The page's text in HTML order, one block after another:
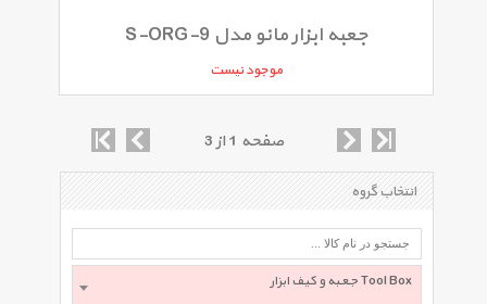
جعبه ابزار مانو مدل S-ORG-9
موجود نیست
صفحه 1 از 3
انتخاب گروه
جعبه و کیف ابزار Tool Box